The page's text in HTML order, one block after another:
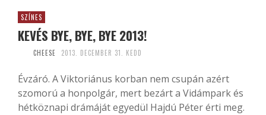
SZÍNES
KEVÉS BYE, BYE, BYE 2013!
CHEESE 2013. DECEMBER 31. KEDD
Évzáró. A Viktoriánus korban nem csupán azért
szomorú a honpolgár, mert bezárt a Vidámpark és
hétköznapi drámáját egyedül Hajdú Péter érti meg.